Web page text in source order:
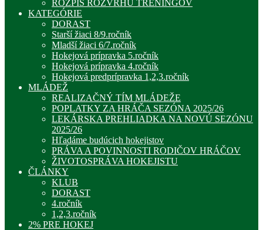
ROZPIS ROZVRHU TRÉNINGOV
KATEGÓRIE
DORAST
Starší žiaci 8/9.ročník
Mladší žiaci 6/7.ročník
Hokejová prípravka 5.ročník
Hokejová prípravka 4.ročník
Hokejová predprípravka 1,2,3.ročník
MLÁDEŽ
REALIZAČNÝ TÍM MLÁDEŽE
POPLATKY ZA HRÁČA SEZÓNA 2025/26
LEKÁRSKA PREHLIADKA NA NOVÚ SEZÓNU
2025/26
Hľadáme budúcich hokejistov
PRÁVA A POVINNOSTI RODIČOV HRÁČOV
ŽIVOTOSPRÁVA HOKEJISTU
ČLÁNKY
KLUB
DORAST
4.ročník
1,2,3.ročník
2% PRE HOKEJ